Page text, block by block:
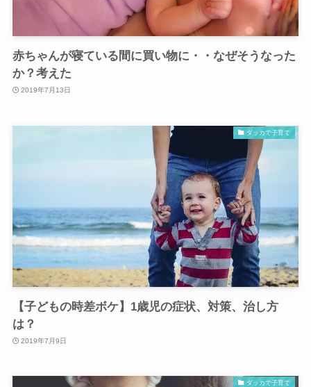
赤ちゃんが寝ている間に買い物に・・なぜそうなった
か？考えた
2019年7月13日
ダッカで子育て
【子どもの時差ボケ】1歳児の症状、対策、治し方
は？
2019年7月9日
ダッカで子育て